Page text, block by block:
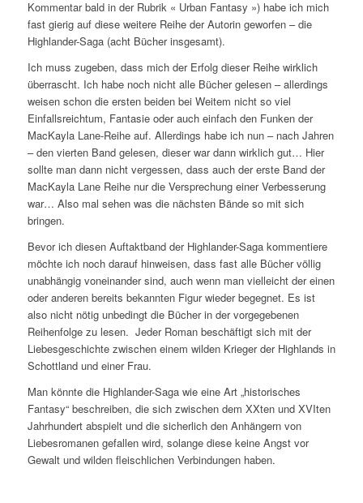
Kommentar bald in der Rubrik « Urban Fantasy ») habe ich mich
fast gierig auf diese weitere Reihe der Autorin geworfen – die
Highlander-Saga (acht Bücher insgesamt).
Ich muss zugeben, dass mich der Erfolg dieser Reihe wirklich
überrascht. Ich habe noch nicht alle Bücher gelesen – allerdings
weisen schon die ersten beiden bei Weitem nicht so viel
Einfallsreichtum, Fantasie oder auch einfach den Funken der
MacKayla Lane-Reihe auf. Allerdings habe ich nun – nach Jahren
– den vierten Band gelesen, dieser war dann wirklich gut… Hier
sollte man dann nicht vergessen, dass auch der erste Band der
MacKayla Lane Reihe nur die Versprechung einer Verbesserung
war… Also mal sehen was die nächsten Bände so mit sich
bringen.
Bevor ich diesen Auftaktband der Highlander-Saga kommentiere
möchte ich noch darauf hinweisen, dass fast alle Bücher völlig
unabhängig voneinander sind, auch wenn man vielleicht der einen
oder anderen bereits bekannten Figur wieder begegnet. Es ist
also nicht nötig unbedingt die Bücher in der vorgegebenen
Reihenfolge zu lesen. Jeder Roman beschäftigt sich mit der
Liebesgeschichte zwischen einem wilden Krieger der Highlands in
Schottland und einer Frau.
Man könnte die Highlander-Saga wie eine Art „historisches
Fantasy“ beschreiben, die sich zwischen dem XXten und XVIten
Jahrhundert abspielt und die sicherlich den Anhängern von
Liebesromanen gefallen wird, solange diese keine Angst vor
Gewalt und wilden fleischlichen Verbindungen haben.